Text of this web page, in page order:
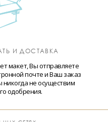
И ДОСТАВКА
макет, Вы отправляете
почте и Ваш заказ
не осуществим
одобрения.